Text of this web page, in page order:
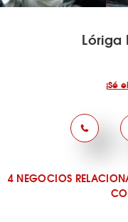
Lóriga
¡Sé
4 NEGOCIOS